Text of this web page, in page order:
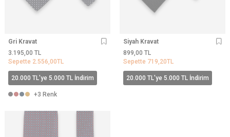
Gri Kravat
3.195,00 TL
Sepette 2.556,00TL
20.000 TL'ye 5.000 TL İndirim
+3 Renk
Siyah Kravat
899,00 TL
Sepette 719,20TL
20.000 TL'ye 5.000 TL İndirim